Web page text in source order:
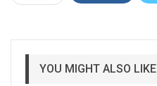
YOU MIGHT ALSO LIKE